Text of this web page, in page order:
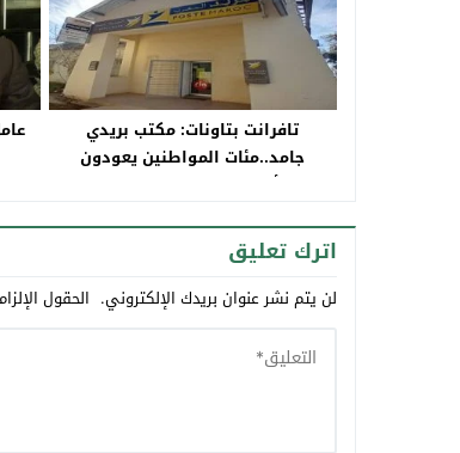
تافرانت بتاونات: مكتب بريدي
جامد..مئات المواطنين يعودون
أدراجهم يوميا بلا طائل
اترك تعليق
لن يتم نشر عنوان بريدك الإلكتروني. الحقول